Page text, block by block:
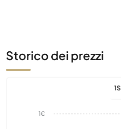
Storico dei prezzi
1S
1€